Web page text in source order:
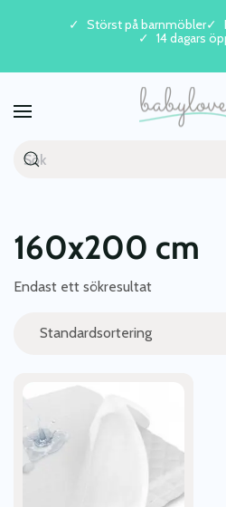
Skip to main content
Störst på barnmöbler
14 dagars
160x200 cm
Endast ett sökresultat
här
produkten
har
flera